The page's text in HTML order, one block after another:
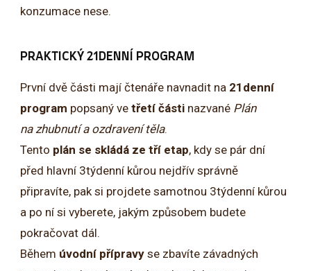
konzumace nese.
PRAKTICKÝ 21DENNÍ PROGRAM
První dvě části mají čtenáře navnadit na 21denní
program popsaný vetřetí části nazvané Plán
na zhubnutí a ozdravení těla.
Tento plán se skládá ze tří etap, kdy se pár dní
před hlavní 3týdenní kůrou nejdřív správně
připravíte, pak si projdete samotnou 3týdenní kůrou
a po ní si vyberete, jakým způsobem budete
pokračovat dál.
Během úvodní přípravy se zbavíte závadných